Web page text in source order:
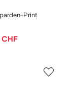
Print
CHF